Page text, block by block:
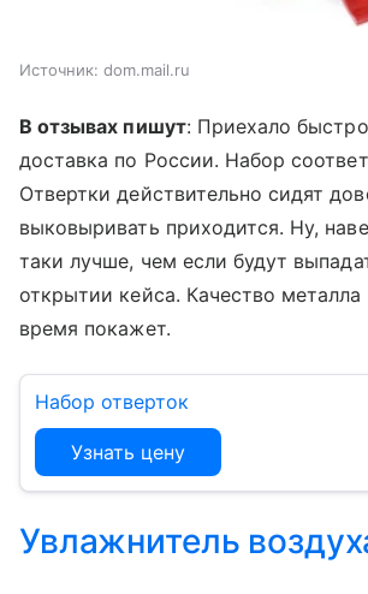
Источник: dom.mail.ru
В отзывах пишут: Приехало
доставка по России. Набор
Отвертки действительно сидят
выковыривать приходится. Ну,
таки лучше, чем если будут
открытии кейса. Качество металла
время покажет.
Набор отверток
Узнать цену
Увлажнитель